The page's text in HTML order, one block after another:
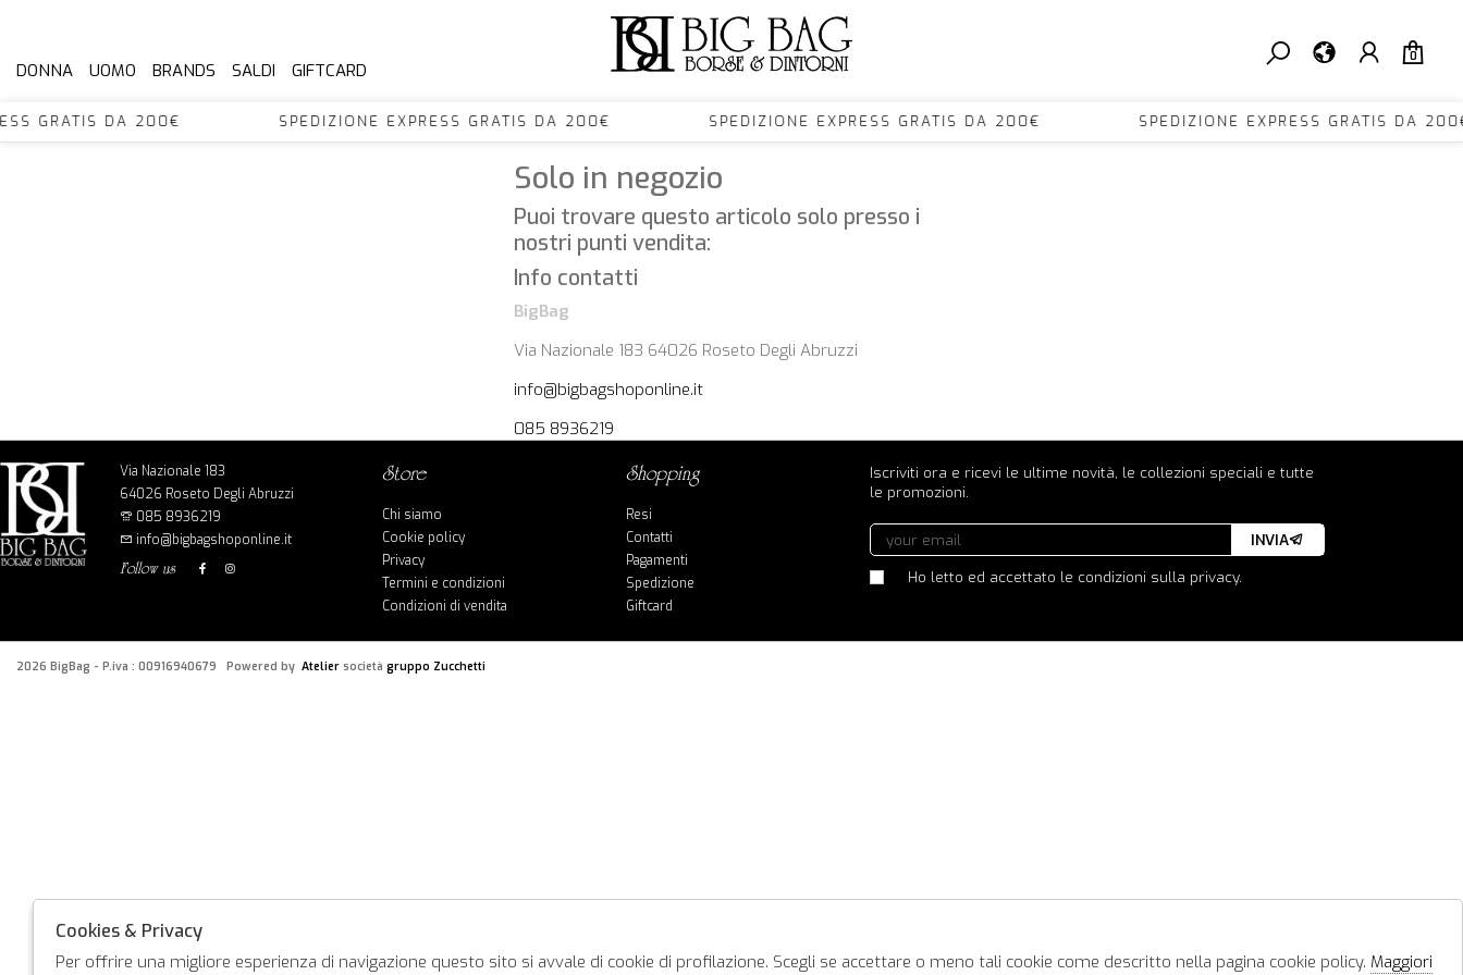
0
DONNA UOMO BRANDS SALDI GIFTCARD
GRATIS DA 200€ SPEDIZIONE EXPRESS GRATIS DA 200€ SPEDIZIONE EXPRESS GRATIS DA 200€ SPEDIZIONE EXPRESS
Solo in negozio
Puoi trovare questo articolo solo presso i
nostri punti vendita:
Info contatti
BigBag
Via Nazionale 183 64026 Roseto Degli Abruzzi
info@bigbagshoponline.it
085 8936219
Via Nazionale 183
64026 Roseto Degli Abruzzi
085 8936219
info@bigbagshoponline.it
follow us
store
Chi siamo
Cookie policy
Privacy
Termini e condizioni
Condizioni di vendita
shopping
Resi
Contatti
Pagamenti
Spedizione
Giftcard
Iscriviti ora e ricevi le ultime novità, le collezioni speciali e tutte
le promozioni.
Ho letto ed accettato le condizioni sulla privacy.
INVIA
2026 BigBag - P.iva : 00916940679 Powered by Atelier società gruppo Zucchetti
Cookies & Privacy
Per offrire una migliore esperienza di navigazione questo sito si avvale di cookie di profilazione. Scegli se accettare o meno tali cookie come descritto nella pagina cookie policy. Maggiori